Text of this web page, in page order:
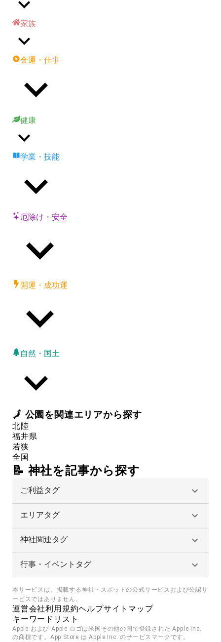
家族
金運・仕事
健康
学業・技能
厄除け・安全
開運・成功運
自然・国土
🗾 公園 を関連エリアから探す
北陸
福井県
若狭
全国
📝 神社を記事から探す
ご利益タグ
エリアタグ
神社関連タグ
行事・イベントタグ
本サービスは、掲載する神社・スポットの公式サービスおよび公認サ
ービスではありません。
運営会社利用規約ヘルプサイトマップ
キーワードリスト
Apple および Apple ロゴは米国その他の国で登録された Apple Inc.
の商標です。App Store は Apple Inc. のサービスマークです。